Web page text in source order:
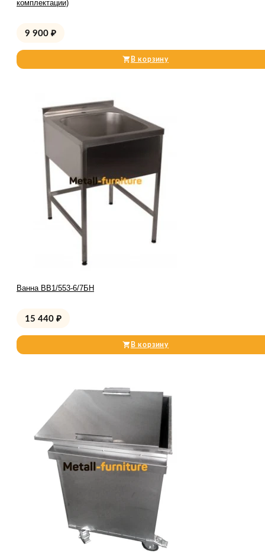
комплектации)
9 900 ₽
В корзину
Ванна ВВ1/553-6/7БН
15 440 ₽
В корзину